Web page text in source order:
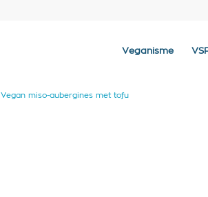
Veganisme
Vegan miso-aubergines met tofu